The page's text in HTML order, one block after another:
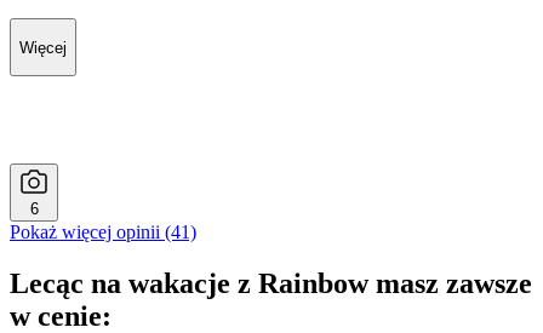
Więcej
6
Pokaż więcej opinii (41)
Lecąc na wakacje z Rainbow masz zawsze
w cenie: